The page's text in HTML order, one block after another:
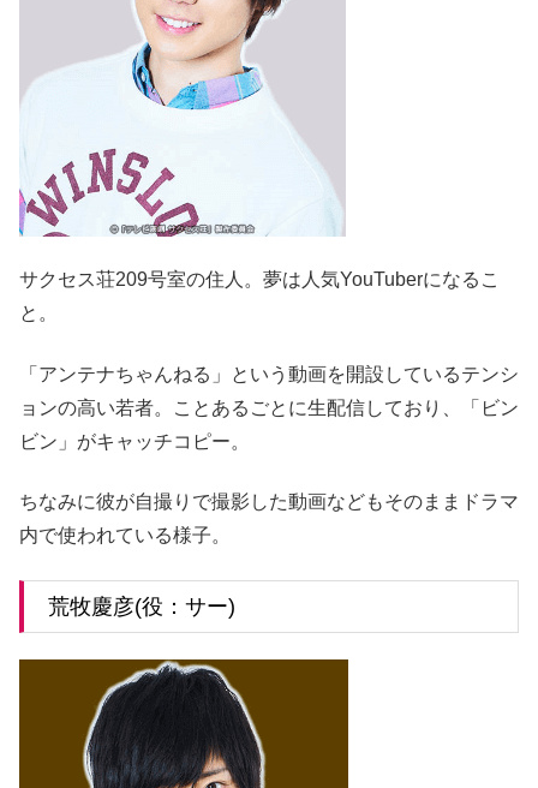
サクセス荘209号室の住人。夢は人気YouTuberになるこ
と。
「アンテナちゃんねる」という動画を開設しているテンシ
ョンの高い若者。ことあるごとに生配信しており、「ビン
ビン」がキャッチコピー。
ちなみに彼が自撮りで撮影した動画などもそのままドラマ
内で使われている様子。
荒牧慶彦(役：サー)